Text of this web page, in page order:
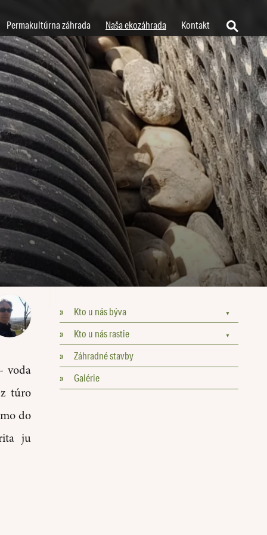
Permakultúrna záhrada Naša ekozáhrada Kontakt
voda
túro
do
ju
» Kto u nás býva ▼
» Kto u nás rastie ▼
»
Záhradné stavby
»
Galérie